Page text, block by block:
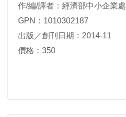
作/編/譯者：經濟部中小企業處
GPN：1010302187
出版／創刊日期：2014-11
價格：350